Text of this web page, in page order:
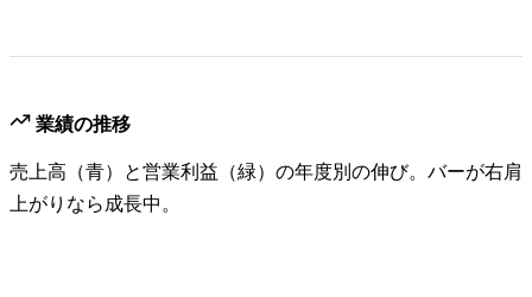
業績の推移
売上高（青）と営業利益（緑）の年度別の伸び。バーが右肩
上がりなら成長中。